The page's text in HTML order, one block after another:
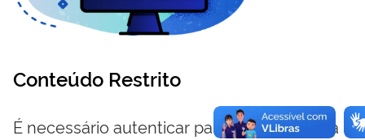
Conteúdo Restrito
É necessário autenticar para visualizar essa